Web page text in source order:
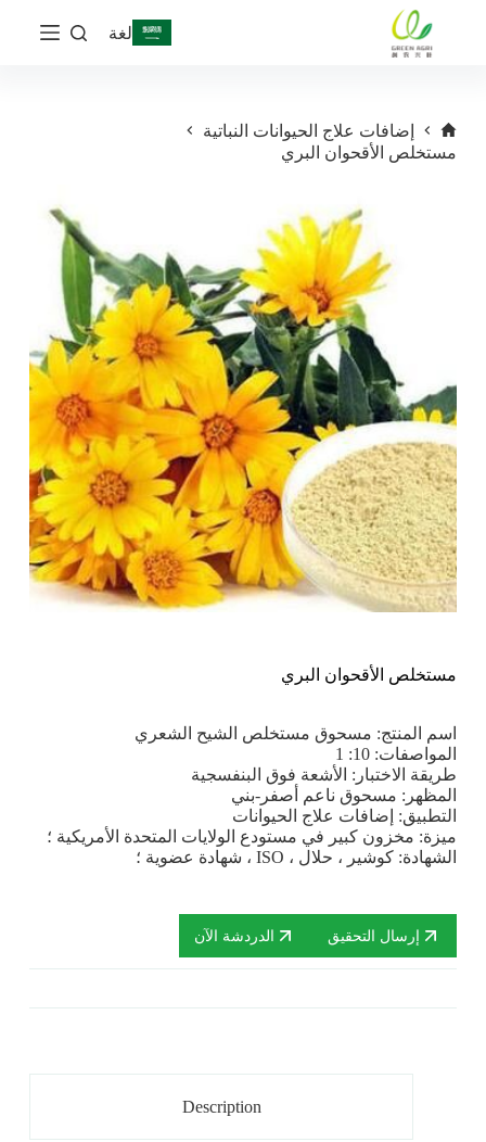
لغة
إضافات علاج الحيوانات النباتية
مستخلص الأقحوان البري
مستخلص الأقحوان البري
اسم المنتج: مسحوق مستخلص الشيح الشعري
المواصفات: 10: 1
طريقة الاختبار: الأشعة فوق البنفسجية
المظهر: مسحوق ناعم أصفر-بني
التطبيق: إضافات علاج الحيوانات
ميزة: مخزون كبير في مستودع الولايات المتحدة الأمريكية ؛
الشهادة: كوشير ، حلال ، ISO ، شهادة عضوية ؛
إرسال التحقيق الدردشة الآن
Description